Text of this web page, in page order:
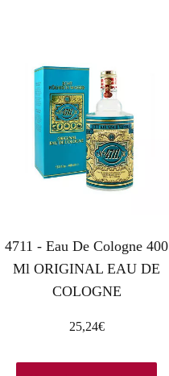
4711 - Eau De Cologne 400
Ml ORIGINAL EAU DE
COLOGNE
25,24€